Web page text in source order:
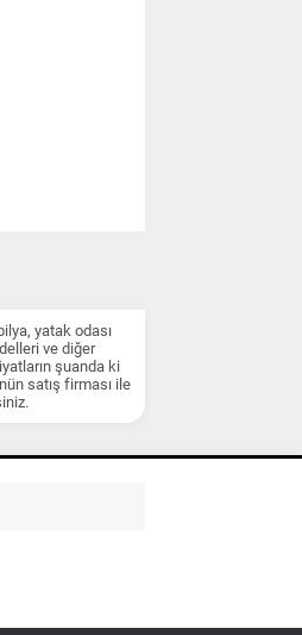
yatak odası
ve diğer
şuanda ki
satış firması ile